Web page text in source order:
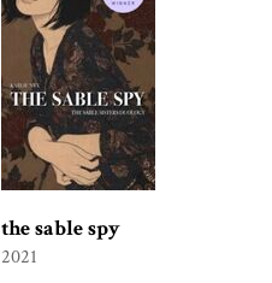
the sable spy
2021